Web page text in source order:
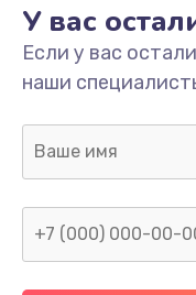
У вас
Если у вас
наши